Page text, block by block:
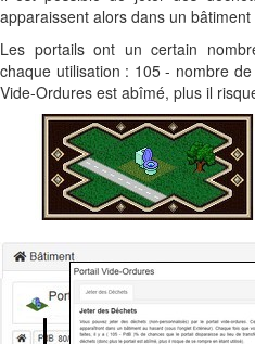
apparaissent alors dans un
Les portails ont un certain
chaque utilisation : 105 - nombre
Vide-Ordures est abîmé, plus il